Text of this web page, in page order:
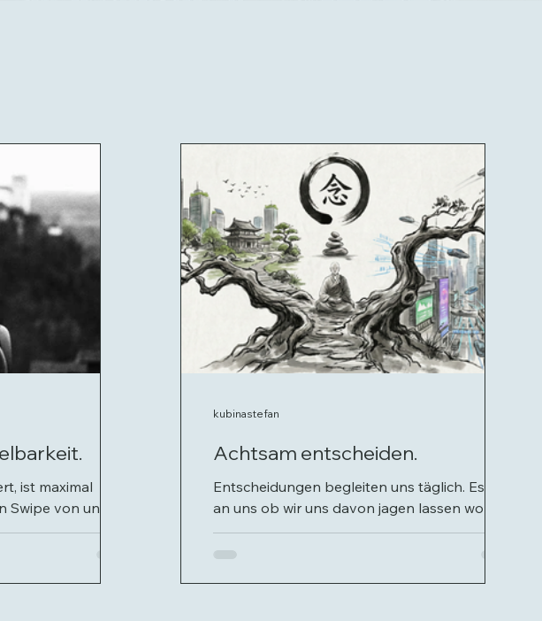
ist maximal
Swipe von uns
uns? Ist es ein
Achtsam entscheiden.
Entscheidungen begleiten uns täglich. Es liegt
an uns ob wir uns davon jagen lassen wollen,
die richtige Entscheidung treffen zu müssen,
kubinastefan